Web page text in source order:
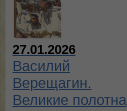
27.01.2026
Василий
Верещагин.
Великие полотна